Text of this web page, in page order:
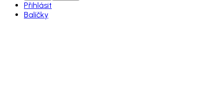
Přihlásit
Balíčky